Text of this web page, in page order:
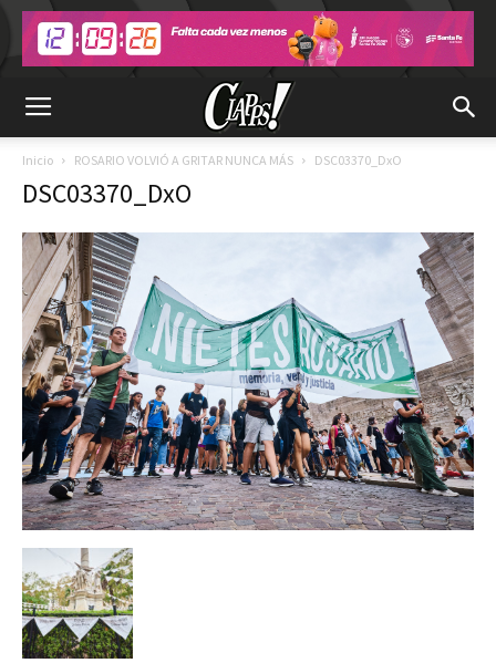
Inicio ROSARIO VOLVIÓ A GRITAR NUNCA MÁS DSC03370_DxO
DSC03370_DxO